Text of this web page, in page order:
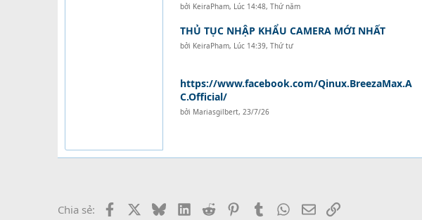
bởi KeiraPham, Lúc 14:48, Thứ năm
THỦ TỤC NHẬP KHẨU CAMERA MỚI NHẤT
bởi KeiraPham, Lúc 14:39, Thứ tư
https://www.facebook.com/Qinux.BreezaMax.A
C.Official/
bởi Mariasgilbert, 23/7/26
Chia sẻ: Facebook BlueskyLinkedIn
Reddit PinterestTumblr WhatsApp
EmailLink